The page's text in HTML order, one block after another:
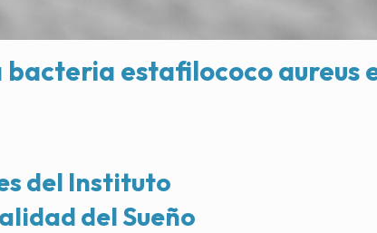
estafilococo aureus
del Instituto
del Sueño